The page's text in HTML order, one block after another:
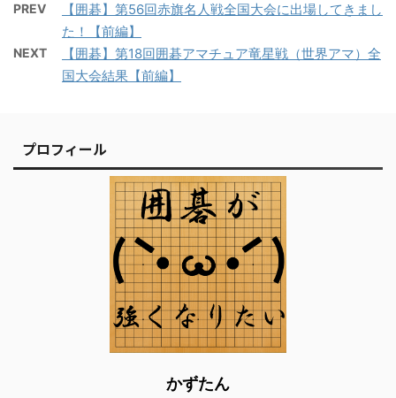
PREV
【囲碁】第56回赤旗名人戦全国大会に出場してきまし
た！【前編】
NEXT
【囲碁】第18回囲碁アマチュア竜星戦（世界アマ）全
国大会結果【前編】
プロフィール
かずたん